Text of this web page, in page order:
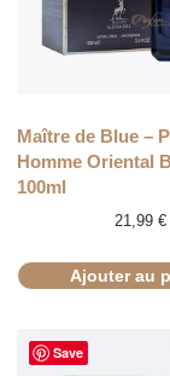
Maître de Blue –
Homme Oriental
100ml
21,99€
Ajouter au
Save